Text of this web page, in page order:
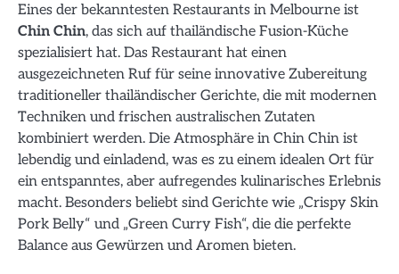
Eines der bekanntesten Restaurants in Melbourne ist
Chin Chin, das sich auf thailändische Fusion-Küche
spezialisiert hat. Das Restaurant hat einen
ausgezeichneten Ruf für seine innovative Zubereitung
traditioneller thailändischer Gerichte, die mit modernen
Techniken und frischen australischen Zutaten
kombiniert werden. Die Atmosphäre in Chin Chin ist
lebendig und einladend, was es zu einem idealen Ort für
ein entspanntes, aber aufregendes kulinarisches Erlebnis
macht. Besonders beliebt sind Gerichte wie „Crispy Skin
Pork Belly“ und „Green Curry Fish“, die die perfekte
Balance aus Gewürzen und Aromen bieten.